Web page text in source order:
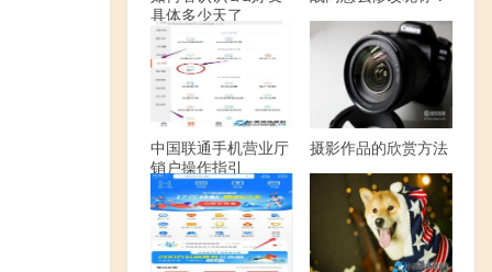
具体多少天了
中国联通手机营业厅
销户操作指引
摄影作品的欣赏方法